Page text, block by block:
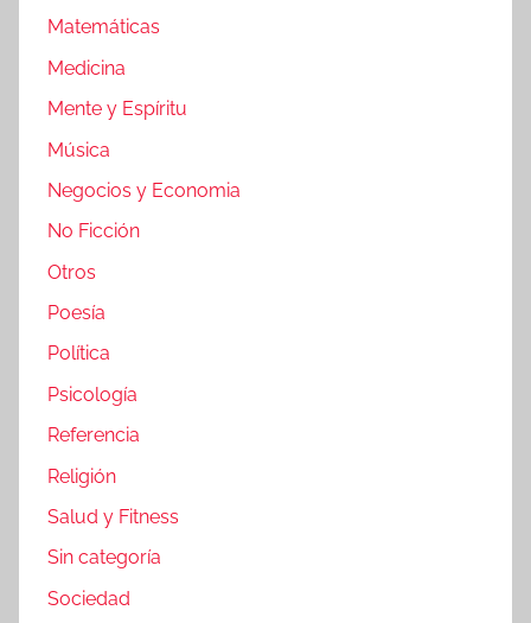
Matemáticas
Medicina
Mente y Espíritu
Música
Negocios y Economia
No Ficción
Otros
Poesía
Política
Psicología
Referencia
Religión
Salud y Fitness
Sin categoría
Sociedad